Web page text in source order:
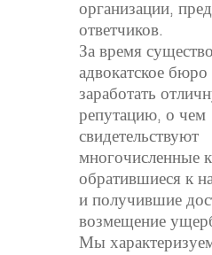
организации,
ответчиков.
За время
адвокатское бюро
заработать
репутацию, о чем
свидетельствуют
многочисленные
обратившиеся к
и получившие
возмещение
Мы